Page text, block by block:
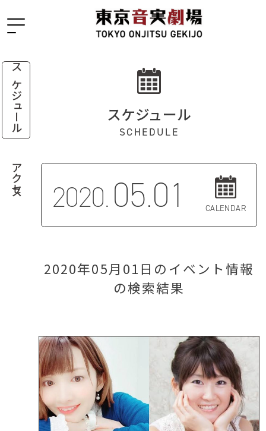
スケジュール
アクセス
スケジュール
SCHEDULE
2020.05.01 CALENDAR
2020年05月01日のイベント情報
の検索結果